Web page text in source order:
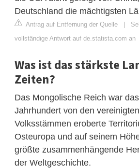
Deutschland die mächtigsten
Antrag auf Entfernung der Quelle |
vollständige Antwort auf de.statista.com an
Was ist das stärkste
Zeiten?
Das Mongolische Reich war
Jahrhundert von den
Volksstämmen eroberte
Osteuropa und auf seinem
größte zusammenhängende
der Weltgeschichte.